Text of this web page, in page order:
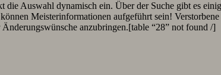
die Auswahl dynamisch ein. Über der Suche gibt es
Meisterinformationen aufgeführt sein!
anzubringen.[table “28” not found /]